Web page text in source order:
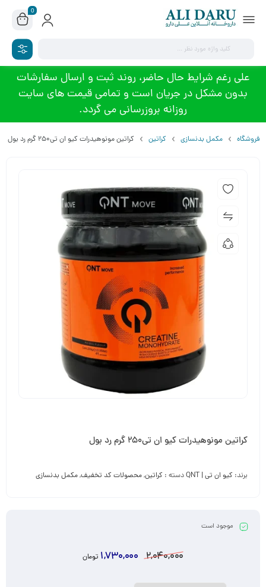
0
علی رغم شرایط حال حاضر، روند ثبت و ارسال سفارشات
بدون مشکل در جریان است و تمامی قیمت های سایت
روزانه بروزرسانی می گردد.
فروشگاه مکمل بدنسازی کراتین کراتین مونوهیدرات کیو ان تی250 گرم رد بول
کراتین مونوهیدرات کیو ان تی250 گرم رد بول
برند: کیو ان تی | QNT دسته : کراتین,محصولات کد تخفیف,مکمل بدنسازی
موجود است
2,040,000
1,730,000 تومان